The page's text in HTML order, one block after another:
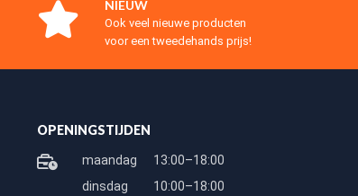
NIEUW
Ook veel nieuwe producten
voor een tweedehands prijs!
OPENINGSTIJDEN
maandag
13:00–18:00
dinsdag
10:00–18:00